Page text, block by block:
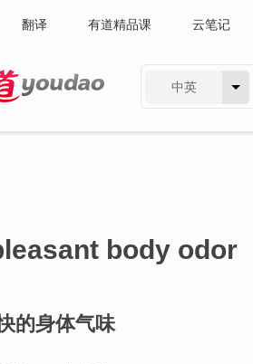
翻译 有道精品课 云笔记
中英
body odor
的身体气味